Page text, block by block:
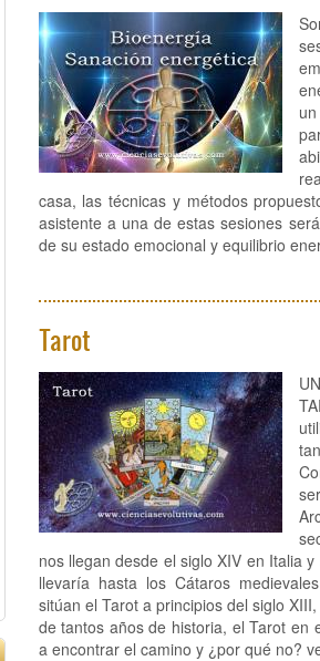
casa, las técnicas y métodos
asistente a una de estas sesiones
de su estado emocional y equilibrio
Tarot
nos llegan desde el siglo XIV en Italia
llevaría hasta los Cátaros
sitúan el Tarot a principios del siglo
de tantos años de historia, el Tarot
a encontrar el camino y ¿por qué no?